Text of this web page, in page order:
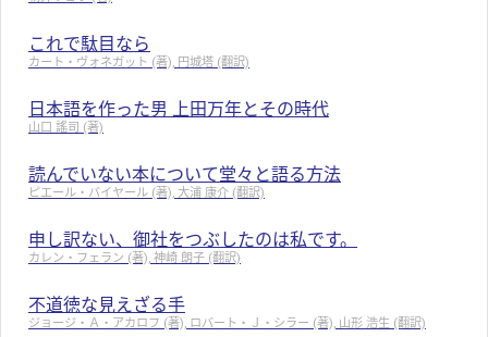
これで駄目なら
カート・ヴォネガット (著), 円城塔 (翻訳)
日本語を作った男 上田万年とその時代
山口 謠司 (著)
読んでいない本について堂々と語る方法
ピエール・バイヤール (著), 大浦 康介 (翻訳)
申し訳ない、御社をつぶしたのは私です。
カレン・フェラン (著), 神崎 朗子 (翻訳)
不道徳な見えざる手
ジョージ・Ａ・アカロフ (著), ロバート・Ｊ・シラー (著), 山形 浩生 (翻訳)